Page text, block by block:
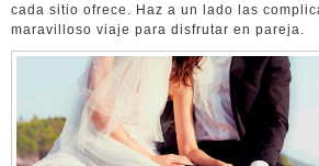
cada sitio ofrece. Haz a un lado las
maravilloso viaje para disfrutar en pareja.